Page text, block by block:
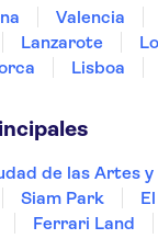
Valencia
Lanzarote
Lisboa
Granada
de las Artes y
Siam Park
Ferrari Land